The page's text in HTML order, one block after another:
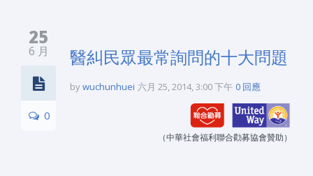
25
6 月
0
醫糾民眾最常詢問的十大問題
bywuchunhuei 六月 25, 2014, 3:00 下午 0 回應
（中華社會福利聯合勸募協會贊助）